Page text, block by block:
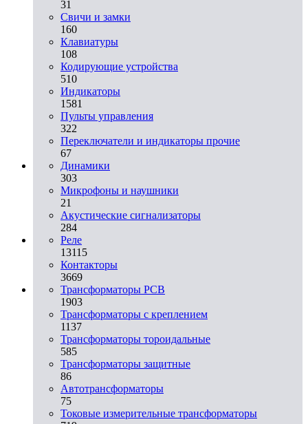
31
Свичи и замки
160
Клавиатуры
108
Кодирующие устройства
510
Индикаторы
1581
Пульты управления
322
Переключатели и индикаторы прочие
67
Динамики
303
Микрофоны и наушники
21
Акустические сигнализаторы
284
Реле
13115
Контакторы
3669
Трансформаторы PCB
1903
Трансформаторы с креплением
1137
Трансформаторы тороидальные
585
Трансформаторы защитные
86
Автотрансформаторы
75
Токовые измерительные трансформаторы